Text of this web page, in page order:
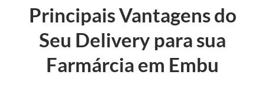
Principais Vantagens do
Seu Delivery para sua
Farmárcia em Embu